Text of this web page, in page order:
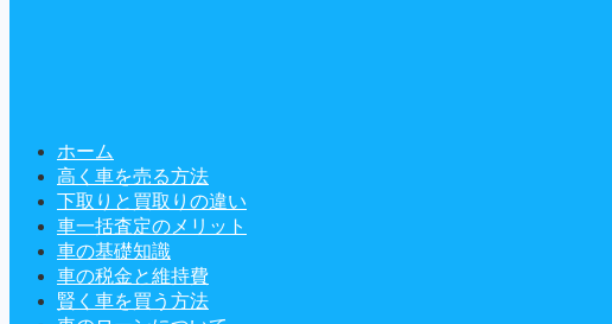
ホーム
高く車を売る方法
下取りと買取りの違い
車一括査定のメリット
車の基礎知識
車の税金と維持費
賢く車を買う方法